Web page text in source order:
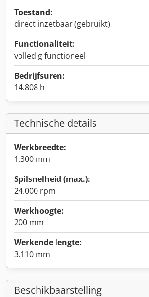
Toestand:
direct inzetbaar (gebruikt)
Functionaliteit:
volledig functioneel
Bedrijfsuren:
14.808 h
Technische details
Werkbreedte:
1.300 mm
Spilsnelheid (max.):
24.000 rpm
Werkhoogte:
200 mm
Werkende lengte:
3.110 mm
Beschikbaarstelling